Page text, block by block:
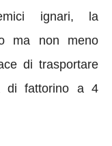
ignari, la
ma non meno
di trasportare
di fattorino a 4